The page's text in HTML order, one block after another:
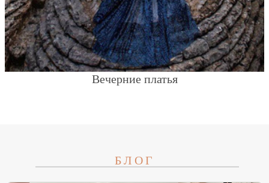
Вечерние платья
БЛОГ